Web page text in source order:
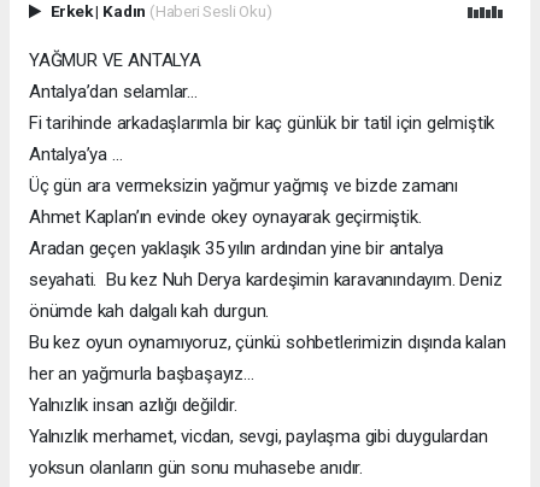
Erkek| Kadın (Haberi Sesli Oku)
YAĞMUR VE ANTALYA
Antalya’dan selamlar…
Fi tarihinde arkadaşlarımla bir kaç günlük bir tatil için gelmiştik
Antalya’ya …
Üç gün ara vermeksizin yağmur yağmış ve bizde zamanı
Ahmet Kaplan’ın evinde okey oynayarak geçirmiştik.
Aradan geçen yaklaşık 35 yılın ardından yine bir antalya
seyahati. Bu kez Nuh Derya kardeşimin karavanındayım. Deniz
önümde kah dalgalı kah durgun.
Bu kez oyun oynamıyoruz, çünkü sohbetlerimizin dışında kalan
her an yağmurla başbaşayız…
Yalnızlık insan azlığı değildir.
Yalnızlık merhamet, vicdan, sevgi, paylaşma gibi duygulardan
yoksun olanların gün sonu muhasebe anıdır.